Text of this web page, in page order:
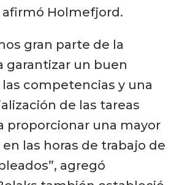
afirmó Holmefjord.
gran parte de la
garantizar un buen
competencias y una
de las tareas
proporcionar una mayor
las horas de trabajo de
agregó